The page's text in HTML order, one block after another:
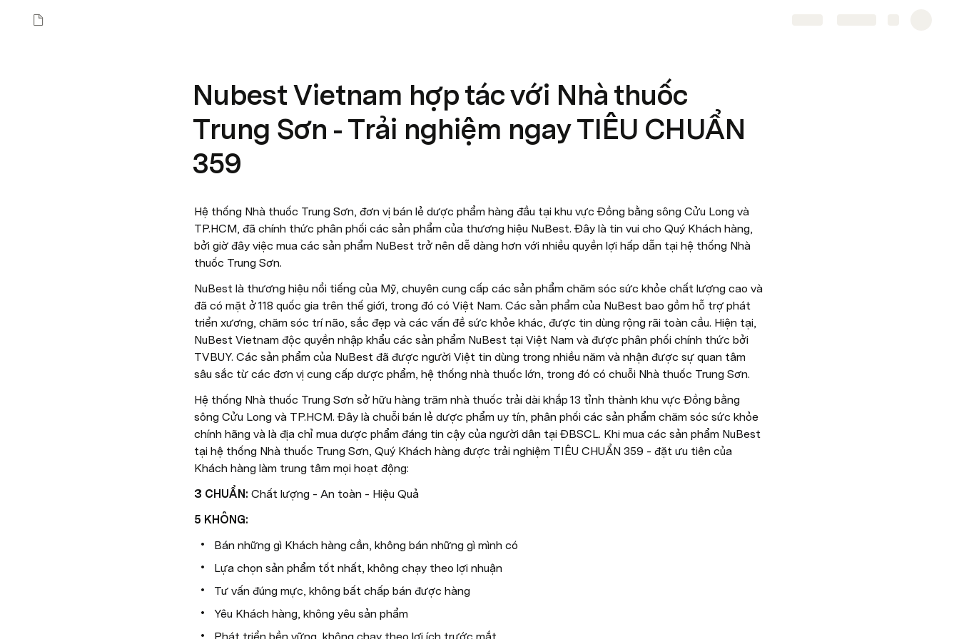
Nubest Vietnam hợp tác với Nhà thuốc
Trung Sơn - Trải nghiệm ngay TIÊU CHUẨN
359
Hệ thống Nhà thuốc Trung Sơn, đơn vị bán lẻ dược phẩm hàng đầu tại khu vực Đồng bằng sông Cửu Long và
TP.HCM, đã chính thức phân phối các sản phẩm của thương hiệu NuBest. Đây là tin vui cho Quý Khách hàng,
bởi giờ đây việc mua các sản phẩm NuBest trở nên dễ dàng hơn với nhiều quyền lợi hấp dẫn tại hệ thống Nhà
thuốc Trung Sơn.
NuBest là thương hiệu nổi tiếng của Mỹ, chuyên cung cấp các sản phẩm chăm sóc sức khỏe chất lượng cao và
đã có mặt ở 118 quốc gia trên thế giới, trong đó có Việt Nam. Các sản phẩm của NuBest bao gồm hỗ trợ phát
triển xương, chăm sóc trí não, sắc đẹp và các vấn đề sức khỏe khác, được tin dùng rộng rãi toàn cầu. Hiện tại,
NuBest Vietnam độc quyền nhập khẩu các sản phẩm NuBest tại Việt Nam và được phân phối chính thức bởi
TVBUY. Các sản phẩm của NuBest đã được người Việt tin dùng trong nhiều năm và nhận được sự quan tâm
sâu sắc từ các đơn vị cung cấp dược phẩm, hệ thống nhà thuốc lớn, trong đó có chuỗi Nhà thuốc Trung Sơn.
Hệ thống Nhà thuốc Trung Sơn sở hữu hàng trăm nhà thuốc trải dài khắp 13 tỉnh thành khu vực Đồng bằng
sông Cửu Long và TP.HCM. Đây là chuỗi bán lẻ dược phẩm uy tín, phân phối các sản phẩm chăm sóc sức khỏe
chính hãng và là địa chỉ mua dược phẩm đáng tin cậy của người dân tại ĐBSCL. Khi mua các sản phẩm NuBest
tại hệ thống Nhà thuốc Trung Sơn, Quý Khách hàng được trải nghiệm TIÊU CHUẨN 359 - đặt ưu tiên của
Khách hàng làm trung tâm mọi hoạt động:
3 CHUẨN: Chất lượng - An toàn - Hiệu Quả
5 KHÔNG:
Bán những gì Khách hàng cần, không bán những gì mình có
Lựa chọn sản phẩm tốt nhất, không chạy theo lợi nhuận
Tư vấn đúng mực, không bất chấp bán được hàng
Yêu Khách hàng, không yêu sản phẩm